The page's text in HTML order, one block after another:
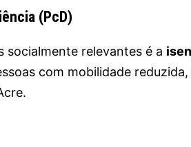
(PcD)
socialmente relevantes é a
com mobilidade